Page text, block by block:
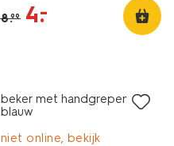
8.99 4.
–
beker met handgrepen
blauw
niet online, bekijk